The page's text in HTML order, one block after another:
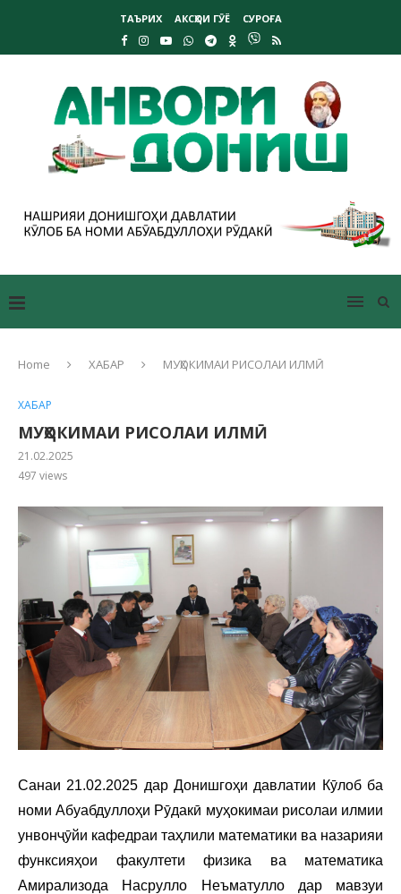
ТАЪРИХ АКСҲОИ ГӮЁ СУРОҒА
Home ХАБАР МУҲОКИМАИ РИСОЛАИ ИЛМӢ
ХАБАР
МУҲОКИМАИ РИСОЛАИ ИЛМӢ
21.02.2025
497 views
Санаи 21.02.2025 дар Донишгоҳи давлатии Кӯлоб ба
номи Абуабдуллоҳи Рӯдакӣ муҳокимаи рисолаи илмии
унвонҷӯйи кафедраи таҳлили математики ва назарияи
функсияҳои факултети физика ва математика
Амирализода Насрулло Неъматулло дар мавзуи